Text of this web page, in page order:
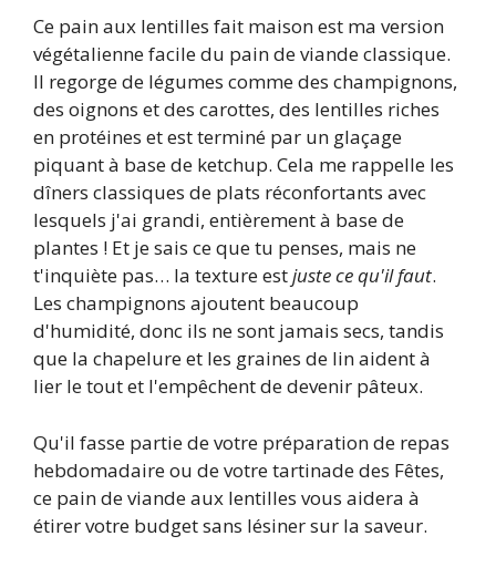
Ce pain aux lentilles fait maison est ma version
végétalienne facile du pain de viande classique.
Il regorge de légumes comme des champignons,
des oignons et des carottes, des lentilles riches
en protéines et est terminé par un glaçage
piquant à base de ketchup. Cela me rappelle les
dîners classiques de plats réconfortants avec
lesquels j'ai grandi, entièrement à base de
plantes ! Et je sais ce que tu penses, mais ne
t'inquiète pas… la texture estjuste ce qu'il faut.
Les champignons ajoutent beaucoup
d'humidité, donc ils ne sont jamais secs, tandis
que la chapelure et les graines de lin aident à
lier le tout et l'empêchent de devenir pâteux.
Qu'il fasse partie de votre préparation de repas
hebdomadaire ou de votre tartinade des Fêtes,
ce pain de viande aux lentilles vous aidera à
étirer votre budget sans lésiner sur la saveur.